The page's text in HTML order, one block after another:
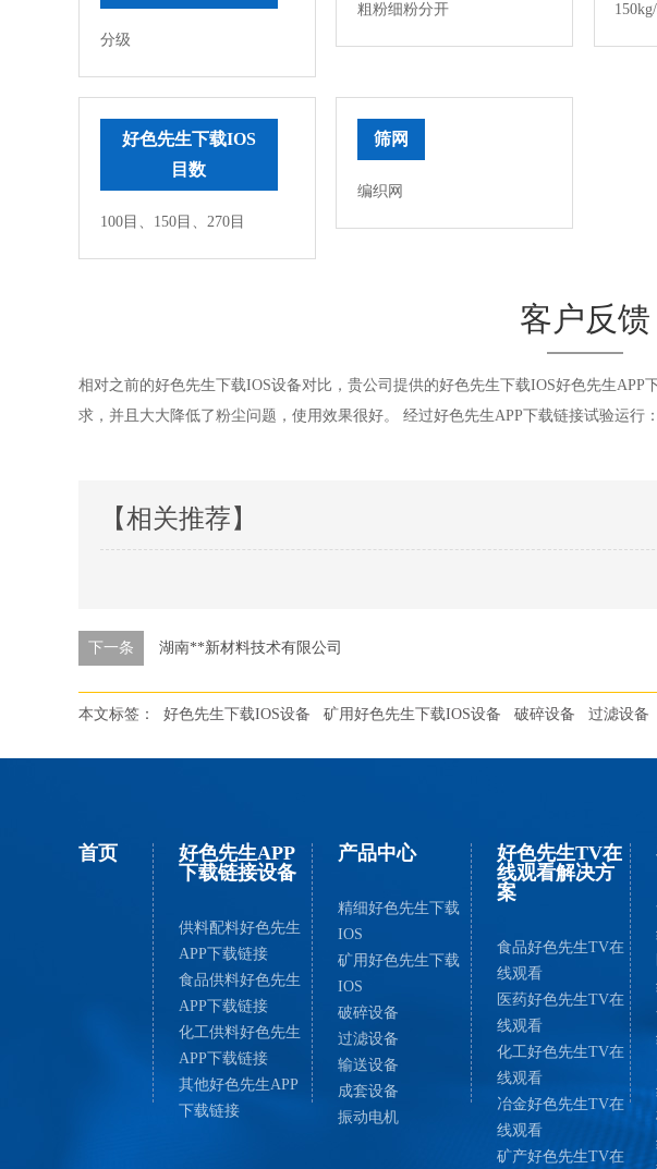
分级
粗粉细粉分开
好色先生下载IOS
目数
100目、150目、270目
筛网
编织网
客户反馈
相对之前的好色先生下载IOS设备对比，贵公司提供的好色先生下载IOS好色先生
求，并且大大降低了粉尘问题，使用效果很好。 经过好色先生APP下载链接试验运行
【相关推荐】
下一条 湖南**新材料技术有限公司
本文标签： 好色先生下载IOS设备 矿用好色先生下载IOS设备 破碎设备 过滤设备
首页
好色先生APP
下载链接设备
供料配料好色先生
APP下载链接
食品供料好色先生
APP下载链接
化工供料好色先生
APP下载链接
其他好色先生APP
下载链接
产品中心
精细好色先生下载
IOS
矿用好色先生下载
IOS
破碎设备
过滤设备
输送设备
成套设备
振动电机
好色先生TV在
线观看解决方
案
食品好色先生TV在
线观看
医药好色先生TV在
线观看
化工好色先生TV在
线观看
冶金好色先生TV在
线观看
矿产好色先生TV在